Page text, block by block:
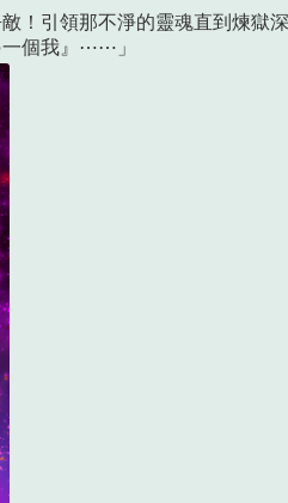
敵！引領那不淨的靈魂直到煉獄
個我』⋯⋯」